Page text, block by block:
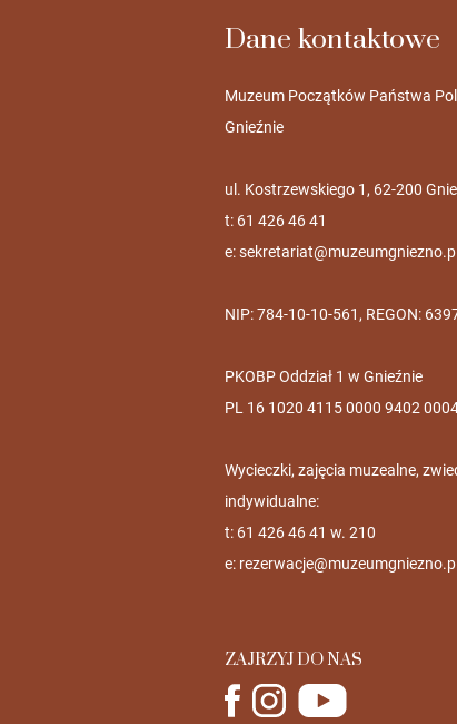
Dane kontaktowe
Muzeum Początków Państwa
Gnieźnie
ul. Kostrzewskiego 1, 62-200
t: 61 426 46 41
e:
NIP: 784-10-10-561, REGON:
PKOBP Oddział 1 w Gnieźnie
PL 16 1020 4115 0000 9402
Wycieczki, zajęcia muzealne,
indywidualne:
t: 61 426 46 41 w. 210
e:
ZAJRZYJ DO NAS